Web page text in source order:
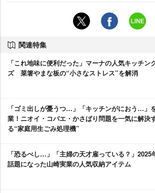
関連特集
「これ地味に便利だった」マーナの人気キッチン
ズ 菜箸やまな板の“小さなストレス”を解消
「ゴミ出しが憂うつ…」「キッチンがにおう…」
業！ニオイ・コバエ・かさばり問題を一気に解決
る“家庭用生ごみ処理機”
「恐るべし…」「主婦の天才雇っている？」2025
話題になった山崎実業の人気収納アイテム